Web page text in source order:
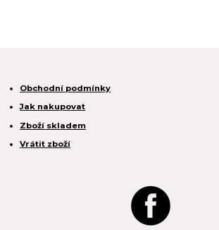
Obchodní podmínky
Jak nakupovat
Zboží skladem
Vrátit zboží